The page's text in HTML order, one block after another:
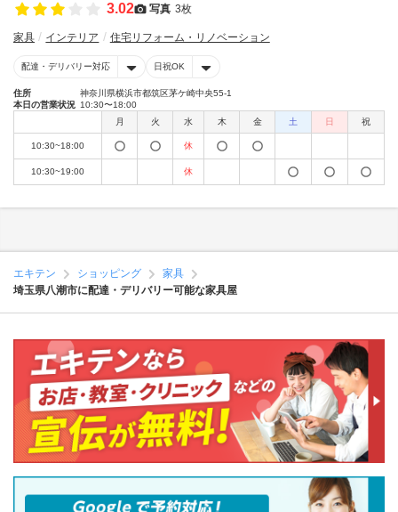
3.02 写真 3枚
家具 インテリア 住宅リフォーム・リノベーション
配達・デリバリー対応 日祝OK
住所
神奈川県横浜市都筑区茅ケ崎中央55-1
本日の営業状況 10:30〜18:00
月
火 水 木 金 土 日 祝
10:30~18:00 休
10:30~19:00 休
エキテン ショッピング
家具
埼玉県八潮市に配達・デリバリー可能な家具屋